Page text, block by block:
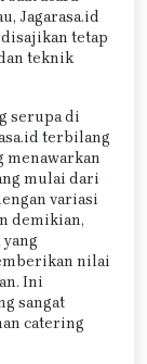
Jagarasa.id
tetap
teknik
serupa di
terbilang
menawarkan
mulai dari
variasi
demikian,
nilai
Ini
sangat
catering